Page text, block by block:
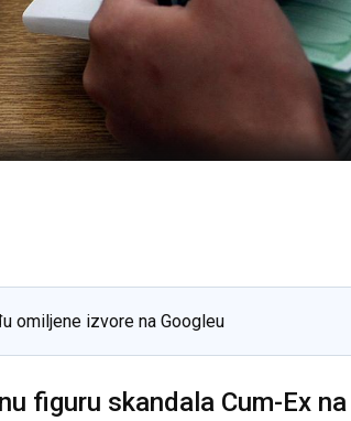
omiljene izvore na Googleu
figuru skandala Cum-Ex na